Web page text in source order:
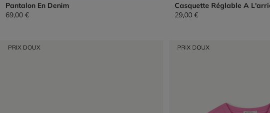
Pantalon En Denim
69,00 €
Casquette Réglable A
29,00 €
PRIX DOUX PRIX DOUX